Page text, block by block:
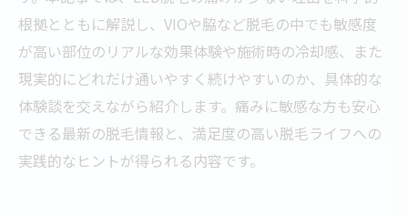
根拠とともに解説し、VIOや脇など脱毛の中でも敏感度
が高い部位のリアルな効果体験や施術時の冷却感、また
現実的にどれだけ通いやすく続けやすいのか、具体的な
体験談を交えながら紹介します。痛みに敏感な方も安心
できる最新の脱毛情報と、満足度の高い脱毛ライフへの
実践的なヒントが得られる内容です。